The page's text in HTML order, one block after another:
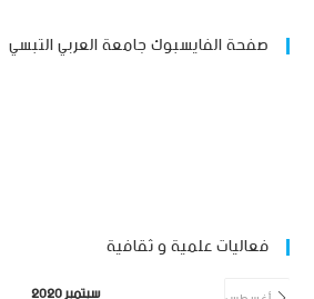
صفحة الفايسبوك جامعة العربي التبسي
فعاليات علمية و ثقافية